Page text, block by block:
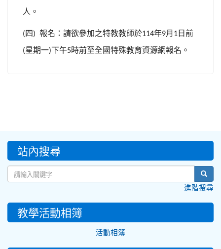
人。
(四) 報名：請欲參加之特教教師於114年9月 1 日前
(星期一)下午5時前至全國特殊教育資源網報名。
::: 站內搜尋
進階搜尋
教學活動相簿
活動相簿